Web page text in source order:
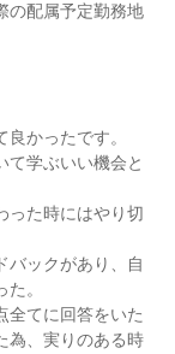
の配属予定勤務地
かったです。
て学ぶいい機会と
った時にはやり切
バックがあり、自
。
全てに回答をいた
為、実りのある時